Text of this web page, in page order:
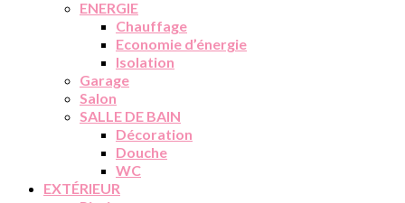
ENERGIE
Chauffage
Economie d’énergie
Isolation
Garage
Salon
SALLE DE BAIN
Décoration
Douche
WC
EXTÉRIEUR